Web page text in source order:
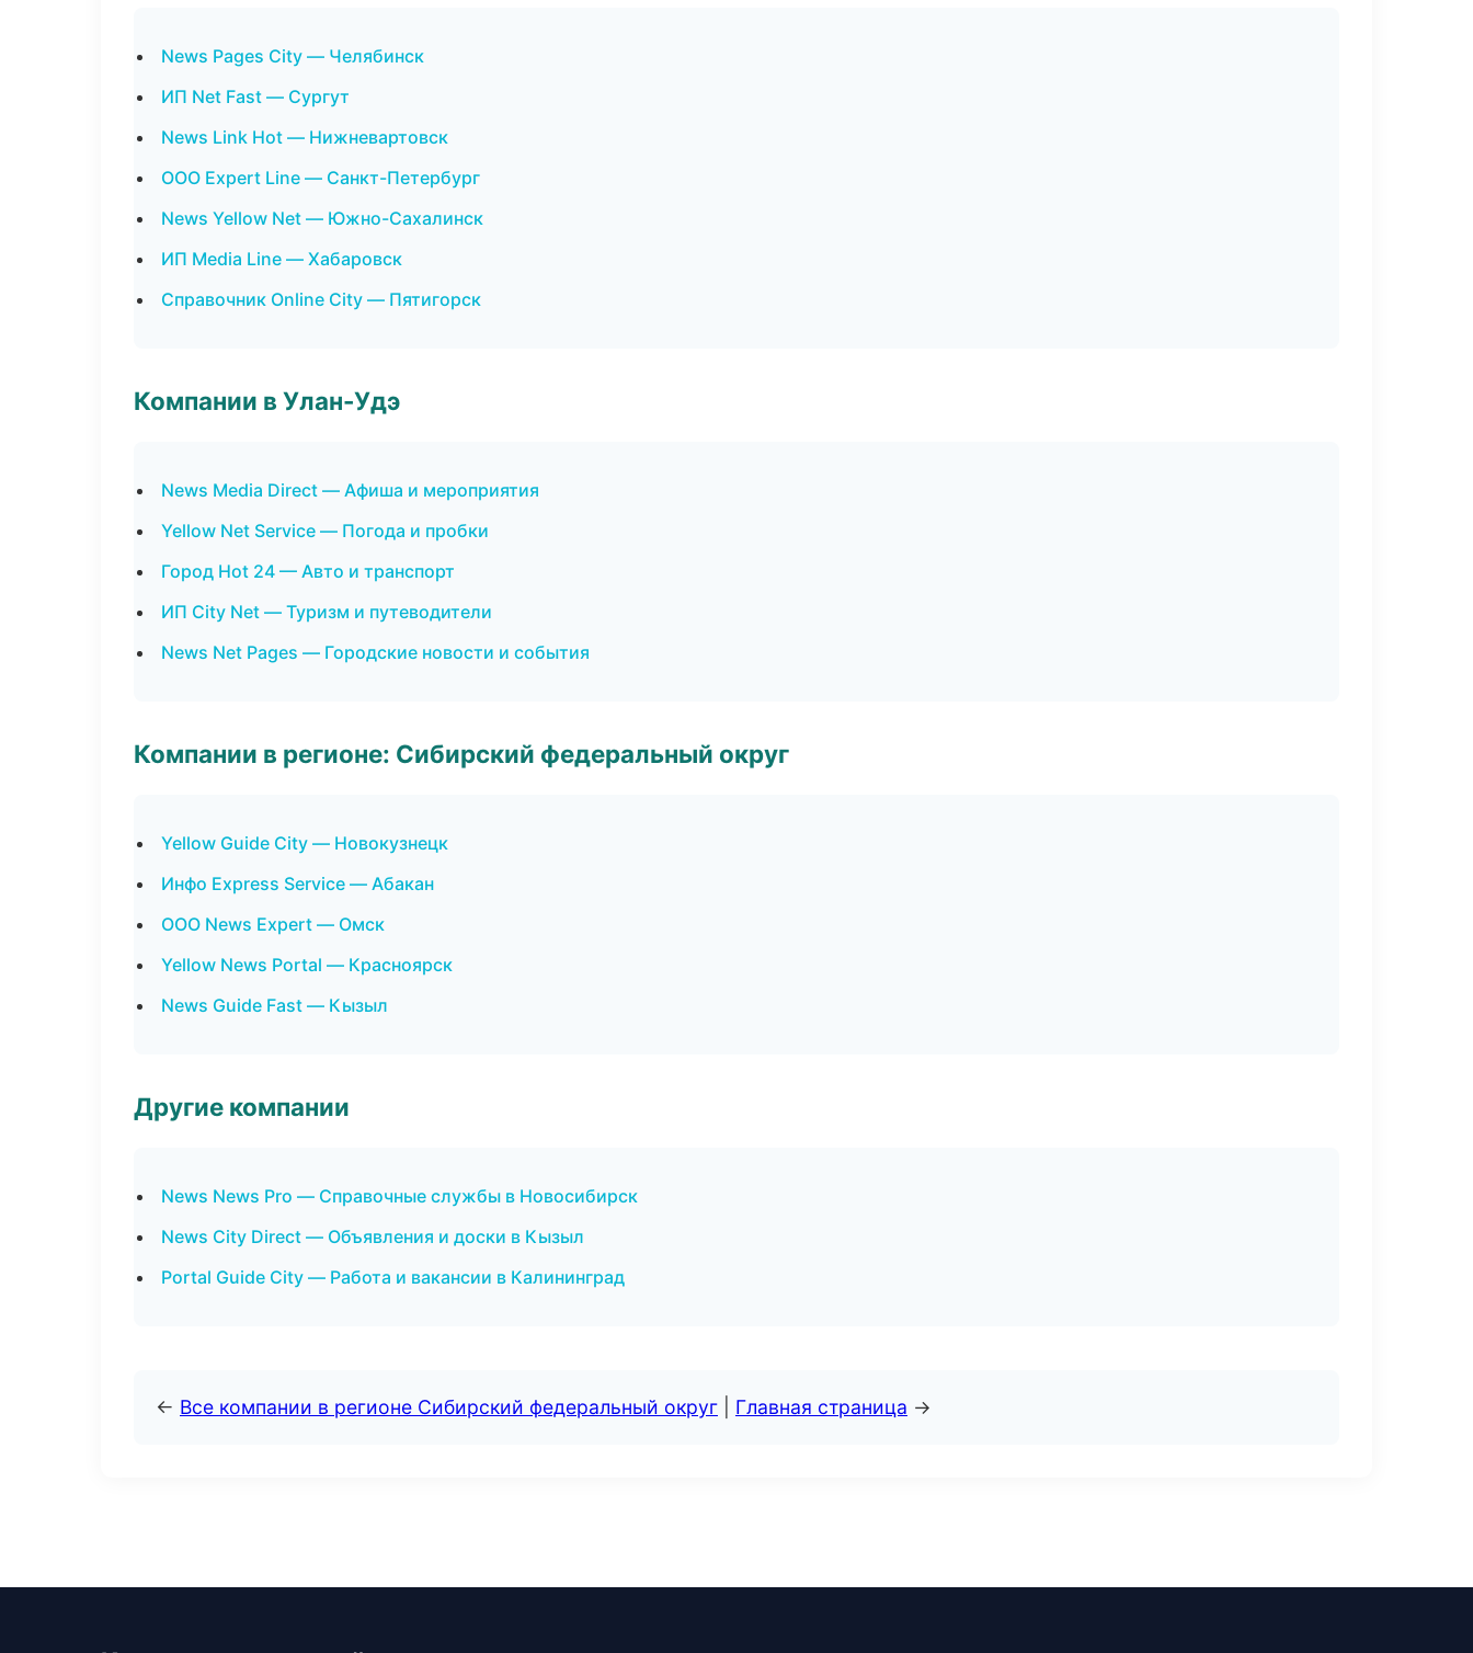
News Pages City — Челябинск
ИП Net Fast — Сургут
News Link Hot — Нижневартовск
ООО Expert Line — Санкт-Петербург
News Yellow Net — Южно-Сахалинск
ИП Media Line — Хабаровск
Справочник Online City — Пятигорск
Компании в Улан-Удэ
News Media Direct — Афиша и мероприятия
Yellow Net Service — Погода и пробки
Город Hot 24 — Авто и транспорт
ИП City Net — Туризм и путеводители
News Net Pages — Городские новости и события
Компании в регионе: Сибирский федеральный округ
Yellow Guide City — Новокузнецк
Инфо Express Service — Абакан
ООО News Expert — Омск
Yellow News Portal — Красноярск
News Guide Fast — Кызыл
Другие компании
News News Pro — Справочные службы в Новосибирск
News City Direct — Объявления и доски в Кызыл
Portal Guide City — Работа и вакансии в Калининград
← Все компании в регионе Сибирский федеральный округ Главная страница →